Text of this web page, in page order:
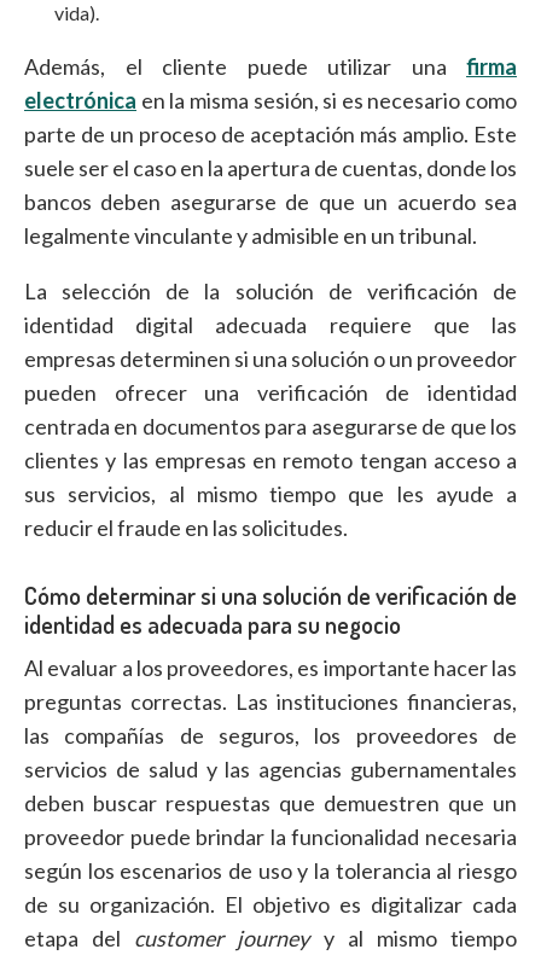
vida).
Además, el cliente puede utilizar una
firma
electrónica en la misma sesión, si es necesario como
parte de un proceso de aceptación más amplio. Este
suele ser el caso en la apertura de cuentas, donde los
bancos deben asegurarse de que un acuerdo sea
legalmente vinculante y admisible en un tribunal.
La selección de la solución de verificación de
identidad digital adecuada requiere que las
empresas determinen si una solución o un proveedor
pueden ofrecer una verificación de identidad
centrada en documentos para asegurarse de que los
clientes y las empresas en remoto tengan acceso a
sus servicios, al mismo tiempo que les ayude a
reducir el fraude en las solicitudes.
Cómo determinar si una solución de verificación de
identidad es adecuada para su negocio
Al evaluar a los proveedores, es importante hacer las
preguntas correctas. Las instituciones financieras,
las compañías de seguros, los proveedores de
servicios de salud y las agencias gubernamentales
deben buscar respuestas que demuestren que un
proveedor puede brindar la funcionalidad necesaria
según los escenarios de uso y la tolerancia al riesgo
de su organización. El objetivo es digitalizar cada
etapa del customer journeyy al mismo tiempo